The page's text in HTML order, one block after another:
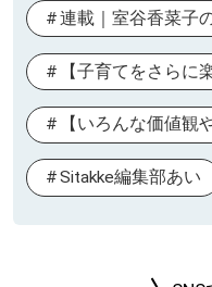
連載｜室谷香菜子
【子育てをさらに
【いろんな価値観
Sitakke編集部あい